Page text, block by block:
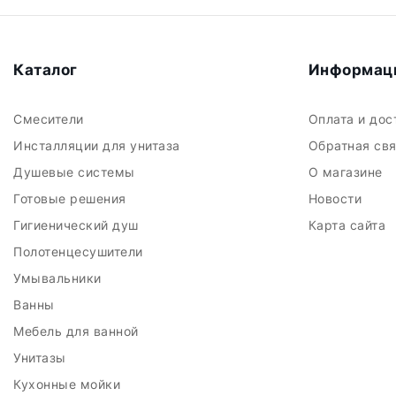
Каталог
Смесители
Инсталляции для унитаза
Душевые системы
Готовые решения
Гигиенический душ
Полотенцесушители
Умывальники
Ванны
Мебель для ванной
Унитазы
Кухонные мойки
Оплата и
Обратная
О магазине
Новости
Карта сайта